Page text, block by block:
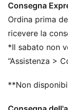
Vita media
Tasca laterale
PUMA per
sedici anni
Consegna
Ordina prima
ricevere la
*Il sabato non
“Assistenza >
**Non